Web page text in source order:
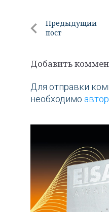
Навигация
по
Предыдущий
пост
Добавить
Для отправки
необходимо